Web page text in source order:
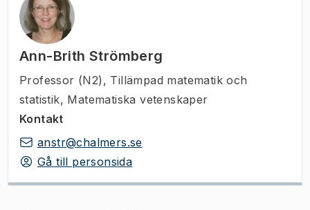
Ann-Brith Strömberg
Professor (N2) , Tillämpad matematik och
statistik, Matematiska vetenskaper
Kontakt
anstr@chalmers.se
Gå till personsida